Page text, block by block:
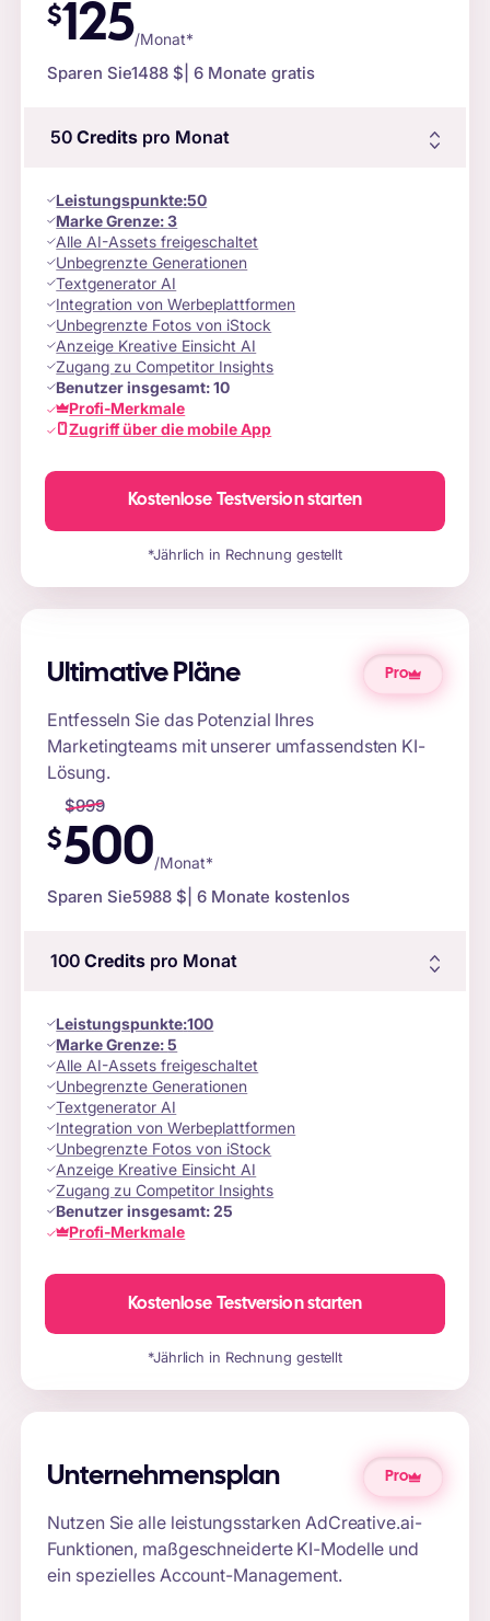
$125/Monat*
Sparen Sie1488 $ | 6 Monate gratis
50 Creditspro Monat
Leistungspunkte:50
Marke Grenze:3
Alle AI-Assets freigeschaltet
Unbegrenzte Generationen
Textgenerator AI
Integration von Werbeplattformen
Unbegrenzte Fotos von iStock
Anzeige Kreative Einsicht AI
Zugang zu Competitor Insights
Benutzer insgesamt:10
Profi-Merkmale
Zugriff über die mobile App
Kostenlose Testversion starten
*Jährlich in Rechnung gestellt
Ultimative Pläne Pro
Entfesseln Sie das Potenzial Ihres
Marketingteams mit unserer umfassendsten KI-
Lösung.
$999
$500/Monat*
Sparen Sie5988 $ | 6 Monate kostenlos
100 Creditspro Monat
Leistungspunkte:100
Marke Grenze:5
Alle AI-Assets freigeschaltet
Unbegrenzte Generationen
Textgenerator AI
Integration von Werbeplattformen
Unbegrenzte Fotos von iStock
Anzeige Kreative Einsicht AI
Zugang zu Competitor Insights
Benutzer insgesamt:25
Profi-Merkmale
Kostenlose Testversion starten
*Jährlich in Rechnung gestellt
Unternehmensplan Pro
Nutzen Sie alle leistungsstarken AdCreative.ai-
Funktionen, maßgeschneiderte KI-Modelle und
ein spezielles Account-Management.